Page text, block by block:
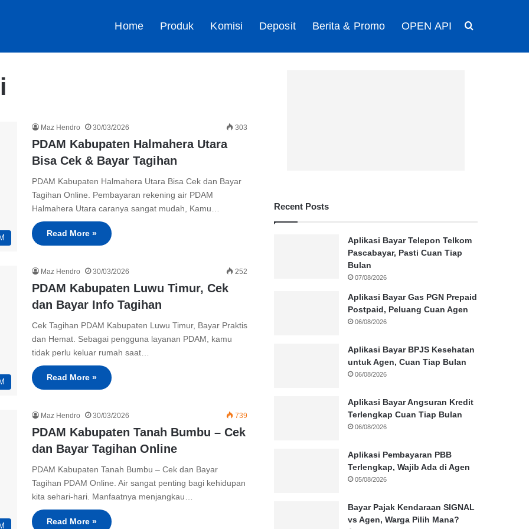
Home Produk Komisi Deposit Berita & Promo OPEN API
Maz Hendro 30/03/2026 303
PDAM Kabupaten Halmahera Utara
Bisa Cek & Bayar Tagihan
PDAM Kabupaten Halmahera Utara Bisa Cek dan Bayar
Tagihan Online. Pembayaran rekening air PDAM
Halmahera Utara caranya sangat mudah, Kamu…
Read More »
Maz Hendro 30/03/2026 252
PDAM Kabupaten Luwu Timur, Cek
dan Bayar Info Tagihan
Cek Tagihan PDAM Kabupaten Luwu Timur, Bayar Praktis
dan Hemat. Sebagai pengguna layanan PDAM, kamu
tidak perlu keluar rumah saat…
Read More »
Maz Hendro 30/03/2026 739
PDAM Kabupaten Tanah Bumbu – Cek
dan Bayar Tagihan Online
PDAM Kabupaten Tanah Bumbu – Cek dan Bayar
Tagihan PDAM Online. Air sangat penting bagi kehidupan
kita sehari-hari. Manfaatnya menjangkau…
Read More »
Recent Posts
Aplikasi Bayar Telepon Telkom
Pascabayar, Pasti Cuan Tiap
Bulan
07/08/2026
Aplikasi Bayar Gas PGN Prepaid
Postpaid, Peluang Cuan Agen
06/08/2026
Aplikasi Bayar BPJS Kesehatan
untuk Agen, Cuan Tiap Bulan
06/08/2026
Aplikasi Bayar Angsuran Kredit
Terlengkap Cuan Tiap Bulan
06/08/2026
Aplikasi Pembayaran PBB
Terlengkap, Wajib Ada di Agen
05/08/2026
Bayar Pajak Kendaraan SIGNAL
vs Agen, Warga Pilih Mana?